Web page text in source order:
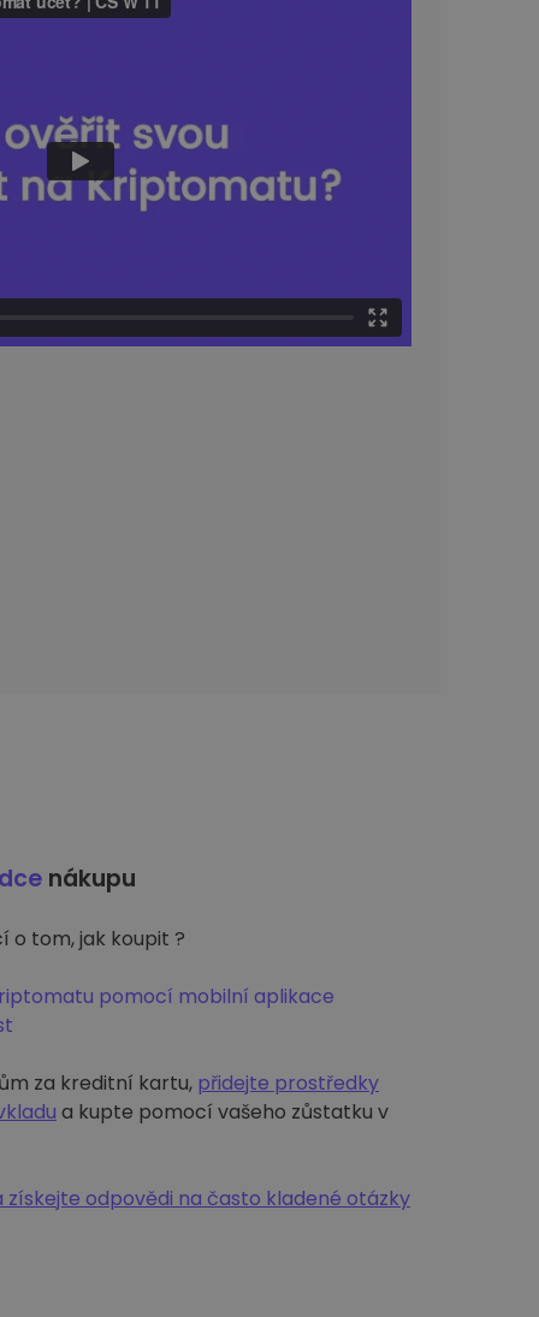
nákupu
o tom, jak koupit ?
pomocí mobilní aplikace
za kreditní kartu, přidejte prostředky
a kupte pomocí vašeho zůstatku v
získejte odpovědi na často kladené otázky